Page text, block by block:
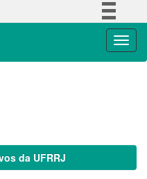
da UFRRJ